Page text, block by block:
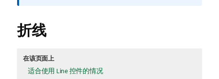
折线
在该页面上
适合使用 Line 控件的情况